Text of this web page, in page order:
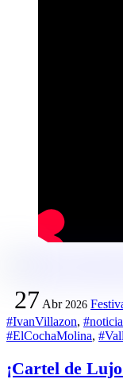
27 Abr 2026
#IvanVillazon,
#ElCochaMolina,
¡Cartel de